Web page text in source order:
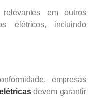
em outros
elétricos, incluindo
empresas
devem garantir